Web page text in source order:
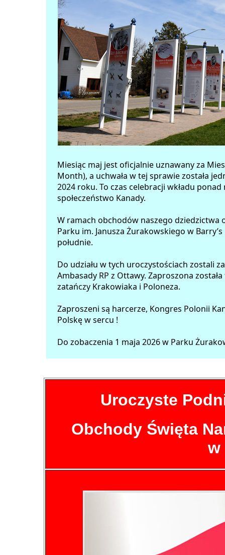
Miesiąc maj jest oficjalnie uznawany za
Month), a uchwała w tej sprawie została
2024 roku. To czas celebracji wkładu
społeczeństwo Kanady.
W ramach obchodów naszego dziedzictwa
Parku im. Janusza Żurakowskiego w
południe.
Do udziału w tych uroczystościach zostali
Ambasady RP z Ottawy. Zaproszona
zatańczy Krakowiaka i Poloneza.
Zaproszeni są harcerze, Kongres Polonii
Polskę w sercu !
Do zobaczenia 1 maja 2026 w Parku
Uroczyste
Obchody Święta
w